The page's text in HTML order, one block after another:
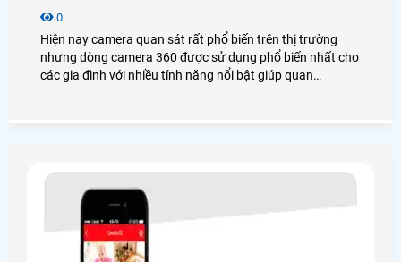
0
Hiện nay camera quan sát rất phổ biến trên thị trường
nhưng dòng camera 360 được sử dụng phổ biến nhất cho
các gia đình với nhiều tính năng nổi bật giúp quan